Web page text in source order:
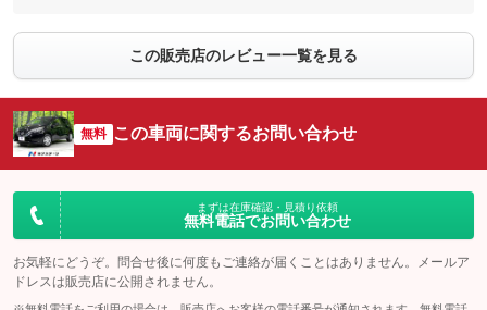
この販売店のレビュー一覧を見る
無料 この車両に関するお問い合わせ
まずは在庫確認・見積り依頼
無料電話でお問い合わせ
お気軽にどうぞ。問合せ後に何度もご連絡が届くことはありません。メールア
ドレスは販売店に公開されません。